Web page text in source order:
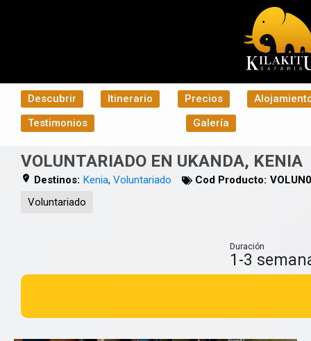
Descubrir Itinerario Precios
Testimonios
Galería
VOLUNTARIADO EN UKANDA, KENIA
Destinos: Kenia, Voluntariado Cod Producto:
Voluntariado
Duración
1-3